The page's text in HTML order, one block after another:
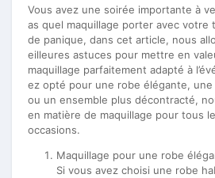
Vous avez une soirée importante à
as quel maquillage porter avec votre
de panique, dans cet article, nous
eilleures astuces pour mettre en
maquillage parfaitement adapté à
ez opté pour une robe élégante,
ou un ensemble plus décontracté,
en matière de maquillage pour tous
occasions.
Maquillage pour une robe
Si vous avez choisi une robe